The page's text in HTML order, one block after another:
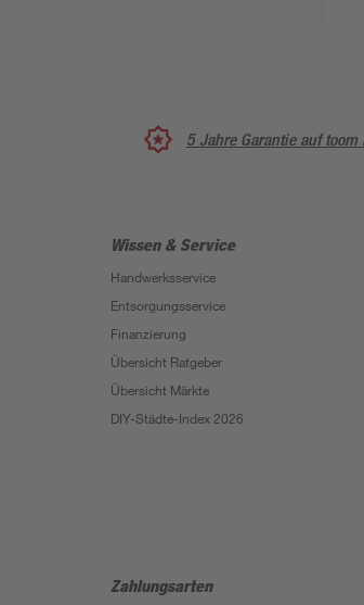
5 Jahre Garantie auf toom
Wissen & Service
Handwerksservice
Entsorgungsservice
Finanzierung
Übersicht Ratgeber
Übersicht Märkte
DIY-Städte-Index 2026
Zahlungsarten